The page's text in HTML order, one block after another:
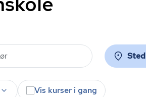
Sted
Vis kurser i gang